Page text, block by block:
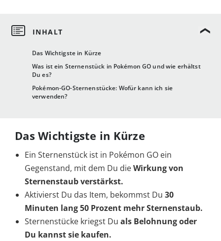
Das Wichtigste in Kürze
Was ist ein Sternenstück in Pokémon GO und wie erhältst
Du es?
Pokémon-GO-Sternenstücke: Wofür kann ich sie
verwenden?
Das Wichtigste in Kürze
Ein Sternenstück ist in Pokémon GO ein
Gegenstand, mit dem Du dieWirkung von
Sternenstaubverstärkst.
Aktivierst Du das Item, bekommst Du 30
Minuten lang50 Prozent mehr Sternenstaub.
Sternenstücke kriegst Du als Belohnungoder
Du kannst sie kaufen.